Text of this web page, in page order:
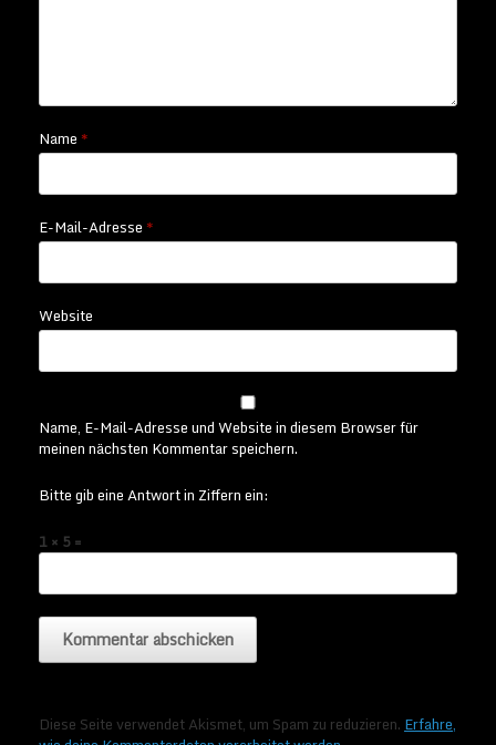
Name*
E-Mail-Adresse*
Website
Name, E-Mail-Adresse und Website in diesem Browser für
meinen nächsten Kommentar speichern.
Bitte gib eine Antwort in Ziffern ein:
1 × 5 =
Diese Seite verwendet Akismet, um Spam zu reduzieren. Erfahre,